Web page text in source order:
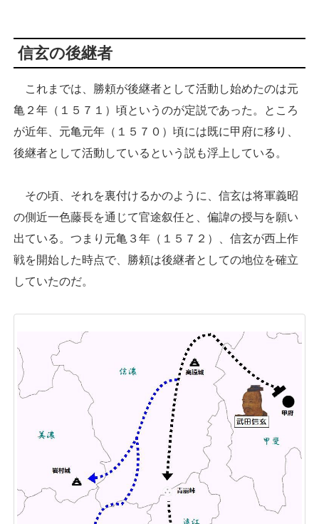
信玄の後継者
これまでは、勝頼が後継者として活動し始めたのは元
亀２年（１５７１）頃というのが定説であった。ところ
が近年、元亀元年（１５７０）頃には既に甲府に移り、
後継者として活動しているという説も浮上している。
その頃、それを裏付けるかのように、信玄は将軍義昭
の側近一色藤長を通じて官途叙任と、偏諱の授与を願い
出ている。つまり元亀３年（１５７２）、信玄が西上作
戦を開始した時点で、勝頼は後継者としての地位を確立
していたのだ。